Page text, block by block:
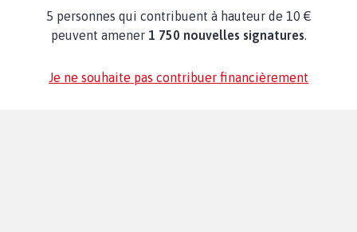
5 personnes qui contribuent à hauteur de 10 €
peuvent amener 1 750 nouvelles signatures.
Je ne souhaite pas contribuer financièrement